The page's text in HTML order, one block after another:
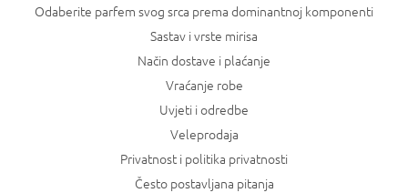
Odaberite parfem svog srca prema dominantnoj komponenti
Sastav i vrste mirisa
Način dostave i plaćanje
Vraćanje robe
Uvjeti i odredbe
Veleprodaja
Privatnost i politika privatnosti
Često postavljana pitanja